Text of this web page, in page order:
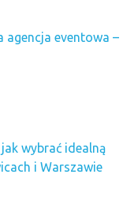
agencja eventowa –
wybrać idealną
i Warszawie